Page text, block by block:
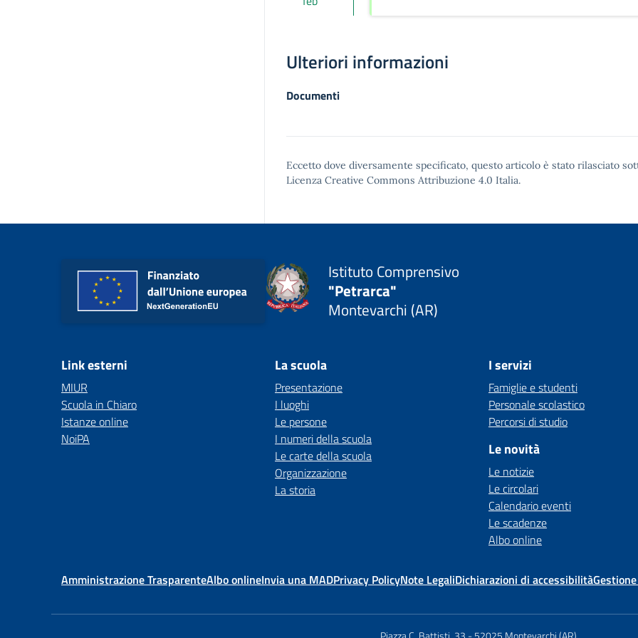
Ulteriori informazioni
Documenti
Eccetto dove diversamente specificato, questo articolo è stato rilasciato
Licenza Creative Commons Attribuzione 4.0 Italia.
Istituto Comprensivo
"Petrarca"
Montevarchi (AR)
Link esterni
MIUR
Scuola in Chiaro
Istanze online
NoiPA
La scuola
Presentazione
I luoghi
Le persone
I numeri della scuola
Le carte della scuola
Organizzazione
La storia
I servizi
Famiglie e studenti
Personale scolastico
Percorsi di studio
Le novità
Le notizie
Le circolari
Calendario eventi
Le scadenze
Albo online
Amministrazione TrasparenteAlbo onlineInvia una MADPrivacy PolicyNote LegaliDichiarazioni di accessibilità